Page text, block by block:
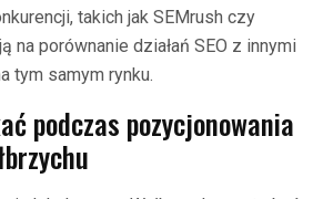
takich jak SEMrush czy
na porównanie działań SEO z innymi
tym samym rynku.
podczas pozycjonowania